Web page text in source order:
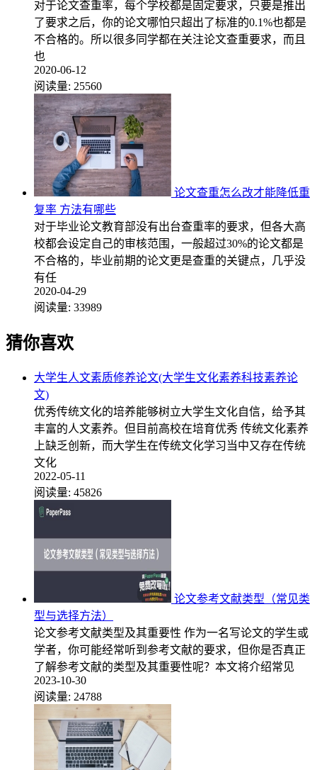
对于论文查重率，每个学校都是固定要求，只要是推出
了要求之后，你的论文哪怕只超出了标准的0.1%也都是
不合格的。所以很多同学都在关注论文查重要求，而且
也
2020-06-12
阅读量: 25560
论文查重怎么改才能降低重
复率 方法有哪些
对于毕业论文教育部没有出台查重率的要求，但各大高
校都会设定自己的审核范围，一般超过30%的论文都是
不合格的，毕业前期的论文更是查重的关键点，几乎没
有任
2020-04-29
阅读量: 33989
猜你喜欢
大学生人文素质修养论文(大学生文化素养科技素养论
文)
优秀传统文化的培养能够树立大学生文化自信，给予其
丰富的人文素养。但目前高校在培育优秀 传统文化素养
上缺乏创新，而大学生在传统文化学习当中又存在传统
文化
2022-05-11
阅读量: 45826
论文参考文献类型（常见类
型与选择方法）
论文参考文献类型及其重要性 作为一名写论文的学生或
学者，你可能经常听到参考文献的要求，但你是否真正
了解参考文献的类型及其重要性呢？本文将介绍常见
2023-10-30
阅读量: 24788